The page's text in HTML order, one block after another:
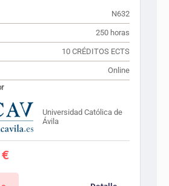
N632
250 horas
10 CRÉDITOS ECTS
Online
Universidad Católica de
Ávila
€El
precio